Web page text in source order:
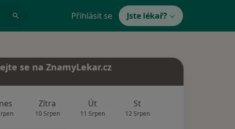
Přihlásit se Jste lékař?
se na ZnamyLekar.cz
Zítra
10 Srpen
Út
11 Srpen
St
12 Srpen